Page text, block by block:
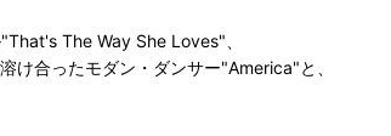
The Way She Loves"、
け合ったモダン・ダンサー"America"と、